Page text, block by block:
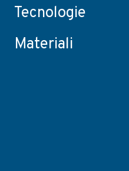
Tecnologie
Materiali